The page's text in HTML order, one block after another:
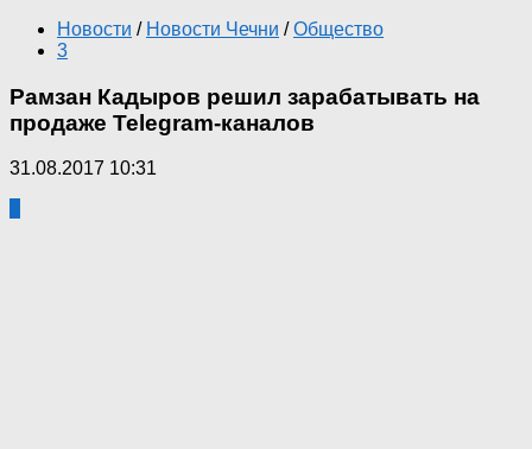
Новости / Новости Чечни / Общество
3
Рамзан Кадыров решил зарабатывать на
продаже Telegram-каналов
31.08.2017 10:31